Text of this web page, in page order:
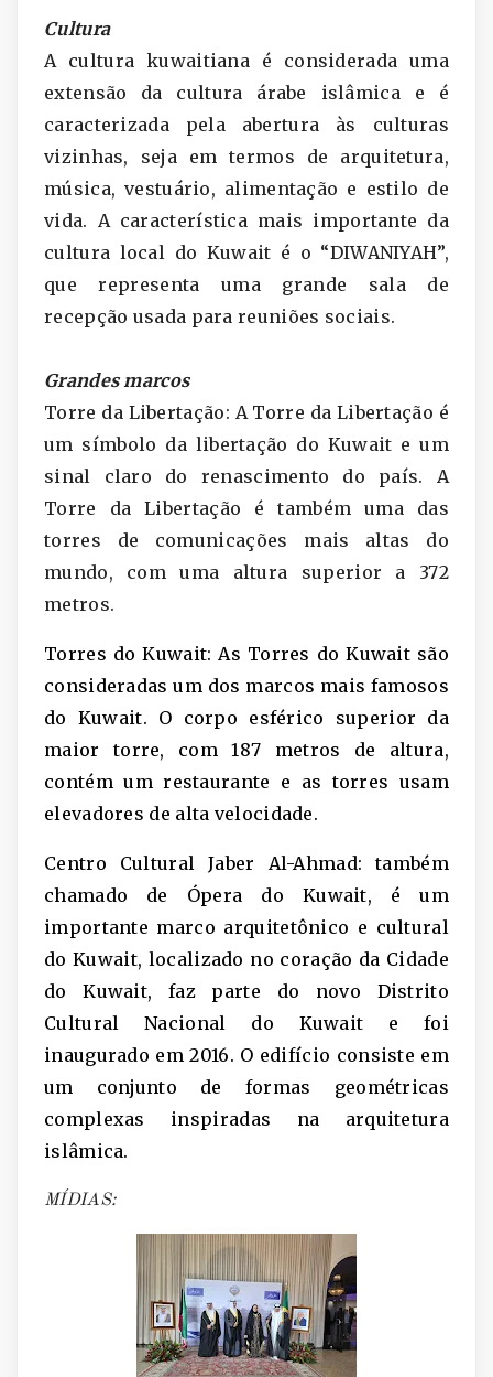
Cultura
A cultura kuwaitiana é considerada uma
extensão da cultura árabe islâmica e é
caracterizada pela abertura às culturas
vizinhas, seja em termos de arquitetura,
música, vestuário, alimentação e estilo de
vida. A característica mais importante da
cultura local do Kuwait é o “DIWANIYAH”,
que representa uma grande sala de
recepção usada para reuniões sociais.
Grandes marcos
Torre da Libertação: A Torre da Libertação é
um símbolo da libertação do Kuwait e um
sinal claro do renascimento do país. A
Torre da Libertação é também uma das
torres de comunicações mais altas do
mundo, com uma altura superior a 372
metros.
Torres do Kuwait: As Torres do Kuwait são
consideradas um dos marcos mais famosos
do Kuwait. O corpo esférico superior da
maior torre, com 187 metros de altura,
contém um restaurante e as torres usam
elevadores de alta velocidade.
Centro Cultural Jaber Al-Ahmad: também
chamado de Ópera do Kuwait, é um
importante marco arquitetônico e cultural
do Kuwait, localizado no coração da Cidade
do Kuwait, faz parte do novo Distrito
Cultural Nacional do Kuwait e foi
inaugurado em 2016. O edifício consiste em
um conjunto de formas geométricas
complexas inspiradas na arquitetura
islâmica.
MÍDIAS: